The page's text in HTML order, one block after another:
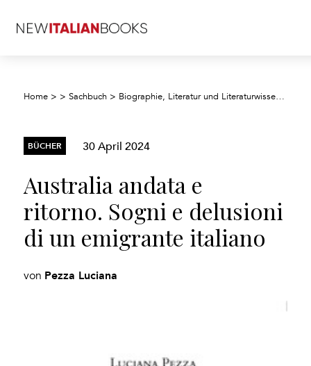
Home > >Sachbuch > Biographie, Literatur und Literaturwissenschaft
BÜCHER 30 April 2024
Australia andata e
ritorno. Sogni e delusioni
di un emigrante italiano
von Pezza Luciana